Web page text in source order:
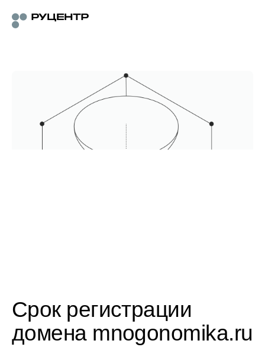
Срок регистрации
домена mnogonomika.ru